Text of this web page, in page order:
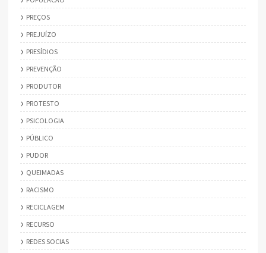
PREÇOS
PREJUÍZO
PRESÍDIOS
PREVENÇÃO
PRODUTOR
PROTESTO
PSICOLOGIA
PÚBLICO
PUDOR
QUEIMADAS
RACISMO
RECICLAGEM
RECURSO
REDES SOCIAS